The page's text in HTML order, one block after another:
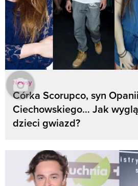
Newsy
Córka Scorupco, syn
Ciechowskiego… Jak
dzieci gwiazd?